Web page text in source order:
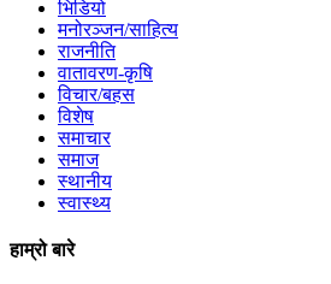
भिडियो
मनोरञ्जन/साहित्य
राजनीति
वातावरण-कृषि
विचार/बहस
विशेष
समाचार
समाज
स्थानीय
स्वास्थ्य
हाम्रो बारे